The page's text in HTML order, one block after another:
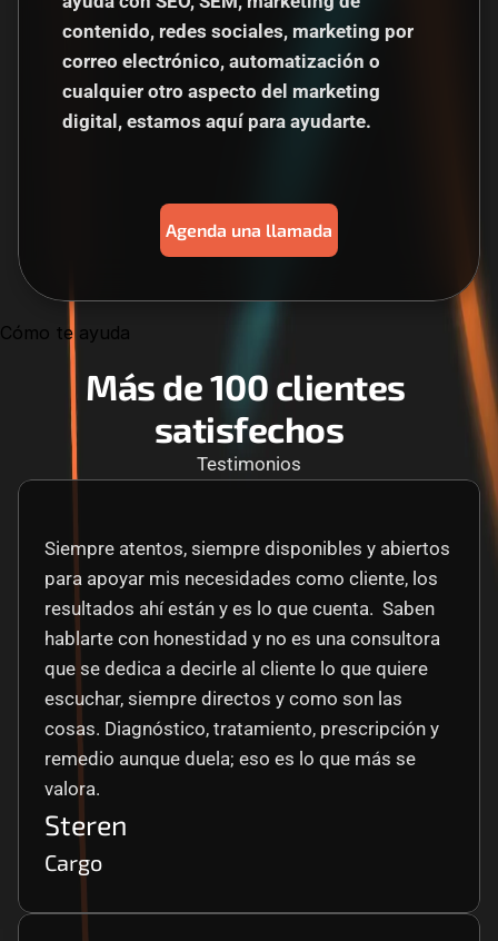
contenido, redes sociales, marketing por
correo electrónico, automatización o
cualquier otro aspecto del marketing
digital, estamos aquí para ayudarte.
Agenda una llamada
Más de 100 clientes
satisfechos
Testimonios
Siempre atentos, siempre disponibles y abiertos
para apoyar mis necesidades como cliente, los
resultados ahí están y es lo que cuenta.  Saben
hablarte con honestidad y no es una consultora
que se dedica a decirle al cliente lo que quiere
escuchar, siempre directos y como son las
cosas. Diagnóstico, tratamiento, prescripción y
remedio aunque duela; eso es lo que más se
valora.
Steren
Cargo
Cómo te ayuda